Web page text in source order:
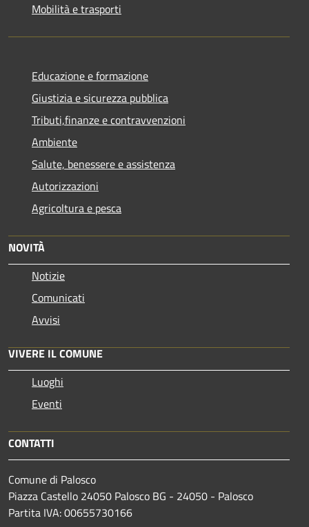
Mobilità e trasporti
Educazione e formazione
Giustizia e sicurezza pubblica
Tributi,finanze e contravvenzioni
Ambiente
Salute, benessere e assistenza
Autorizzazioni
Agricoltura e pesca
NOVITÀ
Notizie
Comunicati
Avvisi
VIVERE IL COMUNE
Luoghi
Eventi
CONTATTI
Comune di Palosco
Piazza Castello 24050 Palosco BG - 24050 - Palosco
Partita IVA: 00655730166